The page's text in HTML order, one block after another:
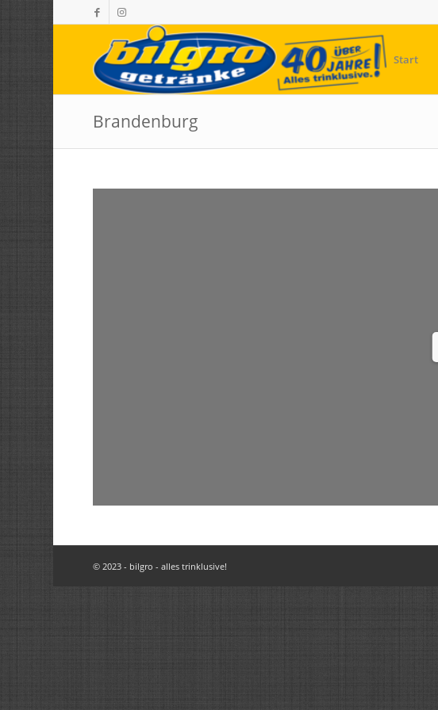
Start
Brandenburg
© 2023 - bilgro - alles trinklusive!